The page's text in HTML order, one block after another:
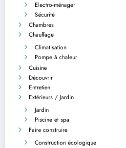
Electro-ménager
Sécurité
Chambres
Chauffage
Climatisation
Pompe à chaleur
Cuisine
Découvrir
Entretien
Extérieurs / Jardin
Jardin
Piscine et spa
Faire construire
Construction écologique